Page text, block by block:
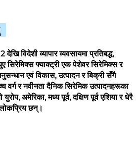
विदेशी व्यापार व्यवसायमा प्रतिबद्ध,
फ्याक्ट्री एक पेशेवर सिरेमिक्स र
एवं विकास, उत्पादन र बिक्री सँगै
वर्ग र नवीनता दैनिक सिरेमिक उत्पादनहरूका
अमेरिका, मध्य पूर्व, दक्षिण पूर्व एशिया र धेरै
छन्।